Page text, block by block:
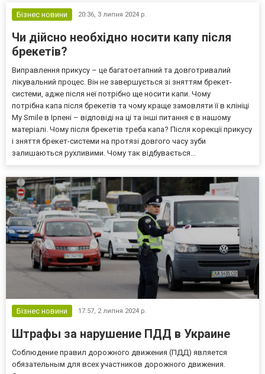
Бізнес новини 20:36, 3 липня 2024 р.
Чи дійсно необхідно носити капу після
брекетів?
Виправлення прикусу – це багатоетапний та довготривалий
лікувальний процес. Він не завершується зі зняттям брекет-
системи, адже після неї потрібно ще носити капи. Чому
потрібна капа після брекетів та чому краще замовляти її в клініці
My Smile в Ірпені – відповіді на ці та інші питання є в нашому
матеріалі. Чому після брекетів треба капа? Після корекції прикусу
і зняття брекет-системи на протязі довгого часу зуби
залишаються рухливими. Чому так відбувається...
Бізнес новини 17:57, 2 липня 2024 р.
Штрафы за нарушение ПДД в Украине
Соблюдение правил дорожного движения (ПДД) является
обязательным для всех участников дорожного движения.